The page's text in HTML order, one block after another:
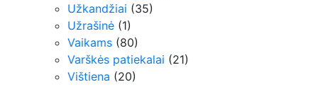
Užkandžiai (35)
Užrašinė (1)
Vaikams (80)
Varškės patiekalai (21)
Vištiena (20)